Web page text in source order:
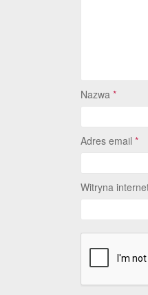
Nazwa *
Adres email *
Witryna